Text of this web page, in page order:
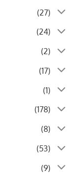
(27)
(24)
(2)
(17)
(1)
(178)
(8)
(53)
(9)